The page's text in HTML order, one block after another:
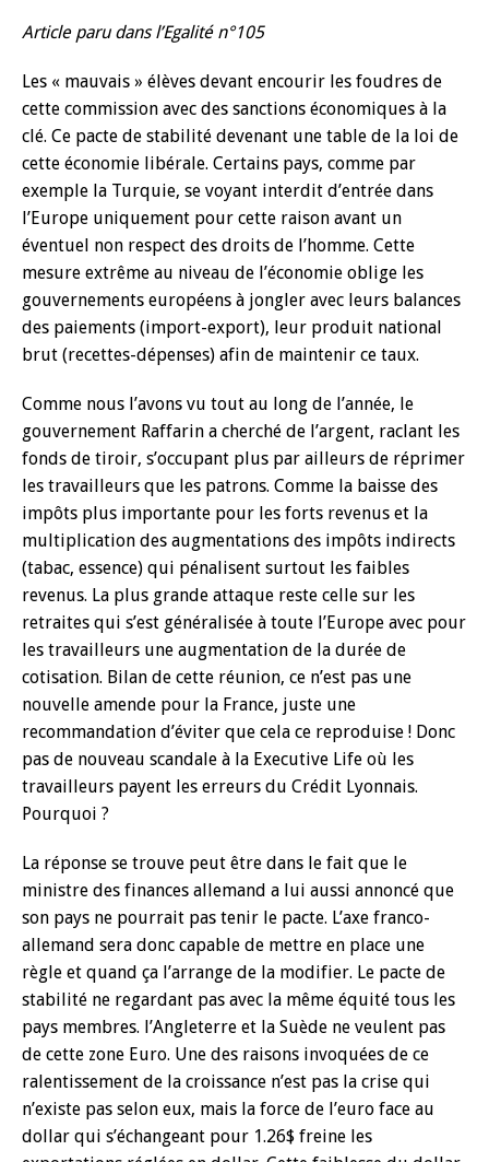
Article paru dans l’Egalité n°105
Les « mauvais » élèves devant encourir les foudres de
cette commission avec des sanctions économiques à la
clé. Ce pacte de stabilité devenant une table de la loi de
cette économie libérale. Certains pays, comme par
exemple la Turquie, se voyant interdit d’entrée dans
l’Europe uniquement pour cette raison avant un
éventuel non respect des droits de l’homme. Cette
mesure extrême au niveau de l’économie oblige les
gouvernements européens à jongler avec leurs balances
des paiements (import-export), leur produit national
brut (recettes-dépenses) afin de maintenir ce taux.
Comme nous l’avons vu tout au long de l’année, le
gouvernement Raffarin a cherché de l’argent, raclant les
fonds de tiroir, s’occupant plus par ailleurs de réprimer
les travailleurs que les patrons. Comme la baisse des
impôts plus importante pour les forts revenus et la
multiplication des augmentations des impôts indirects
(tabac, essence) qui pénalisent surtout les faibles
revenus. La plus grande attaque reste celle sur les
retraites qui s’est généralisée à toute l’Europe avec pour
les travailleurs une augmentation de la durée de
cotisation. Bilan de cette réunion, ce n’est pas une
nouvelle amende pour la France, juste une
recommandation d’éviter que cela ce reproduise ! Donc
pas de nouveau scandale à la Executive Life où les
travailleurs payent les erreurs du Crédit Lyonnais.
Pourquoi ?
La réponse se trouve peut être dans le fait que le
ministre des finances allemand a lui aussi annoncé que
son pays ne pourrait pas tenir le pacte. L’axe franco-
allemand sera donc capable de mettre en place une
règle et quand ça l’arrange de la modifier. Le pacte de
stabilité ne regardant pas avec la même équité tous les
pays membres. l’Angleterre et la Suède ne veulent pas
de cette zone Euro. Une des raisons invoquées de ce
ralentissement de la croissance n’est pas la crise qui
n’existe pas selon eux, mais la force de l’euro face au
dollar qui s’échangeant pour 1.26$ freine les